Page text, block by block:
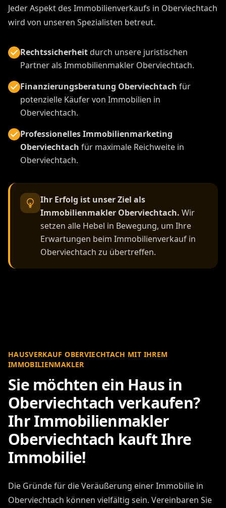
Jeder Aspekt des Immobilienverkaufs in Oberviechtach
wird von unseren Spezialisten betreut.
Rechtssicherheitdurch unsere juristischen
Partner als Immobilienmakler Oberviechtach.
Finanzierungsberatung Oberviechtach für
potenzielle Käufer von Immobilien in
Oberviechtach.
Professionelles Immobilienmarketing
Oberviechtach für maximale Reichweite in
Oberviechtach.
Ihr Erfolg ist unser Ziel als
Immobilienmakler Oberviechtach. Wir
setzen alle Hebel in Bewegung, um Ihre
Erwartungen beim Immobilienverkauf in
Oberviechtach zu übertreffen.
HAUSVERKAUF OBERVIECHTACH MIT IHREM
IMMOBILIENMAKLER
Sie möchten ein Haus in
Oberviechtach verkaufen?
Ihr Immobilienmakler
Oberviechtach kauft Ihre
Immobilie!
Die Gründe für die Veräußerung einer Immobilie in
Oberviechtach können vielfältig sein. Vereinbaren Sie